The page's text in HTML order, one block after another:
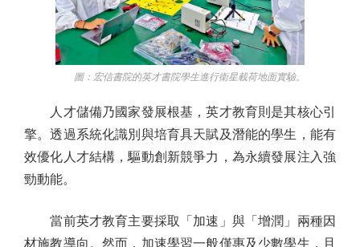
圖：宏信書院的英才書院學生進行衛星載荷地面實驗。
人才儲備乃國家發展根基，英才教育則是其核心引
擎。透過系統化識別與培育具天賦及潛能的學生，能有
效優化人才結構，驅動創新競爭力，為永續發展注入強
勁動能。
當前英才教育主要採取「加速」與「增潤」兩種因
材施教導向。然而，加速學習一般僅惠及少數學生，且